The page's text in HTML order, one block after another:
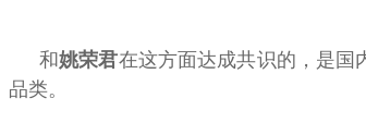
和姚荣君在这方面达成共识的，是
品类。